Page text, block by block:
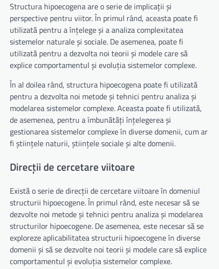
Structura hipoecogena are o serie de implicații și
perspective pentru viitor. În primul rând, aceasta poate fi
utilizată pentru a înțelege și a analiza complexitatea
sistemelor naturale și sociale. De asemenea, poate fi
utilizată pentru a dezvolta noi teorii și modele care să
explice comportamentul și evoluția sistemelor complexe.
În al doilea rând, structura hipoecogena poate fi utilizată
pentru a dezvolta noi metode și tehnici pentru analiza și
modelarea sistemelor complexe. Aceasta poate fi utilizată,
de asemenea, pentru a îmbunătăți înțelegerea și
gestionarea sistemelor complexe în diverse domenii, cum ar
fi științele naturii, științele sociale și alte domenii.
Direcții de cercetare viitoare
Există o serie de direcții de cercetare viitoare în domeniul
structurii hipoecogene. În primul rând, este necesar să se
dezvolte noi metode și tehnici pentru analiza și modelarea
structurilor hipoecogene. De asemenea, este necesar să se
exploreze aplicabilitatea structurii hipoecogene în diverse
domenii și să se dezvolte noi teorii și modele care să explice
comportamentul și evoluția sistemelor complexe.